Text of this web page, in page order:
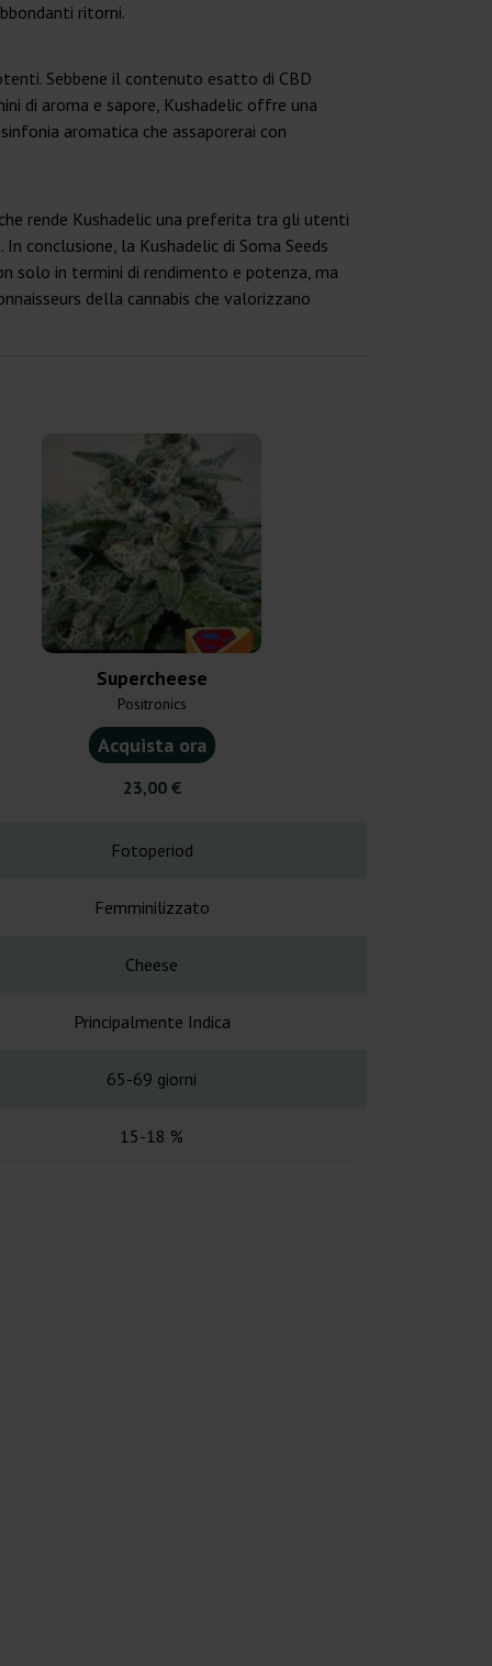
ritorni.
Sebbene il contenuto esatto di CBD
di aroma e sapore, Kushadelic offre una
aromatica che assaporerai con
rende Kushadelic una preferita tra gli utenti
conclusione, la Kushadelic di Soma Seeds
solo in termini di rendimento e potenza, ma
della cannabis che valorizzano
Supercheese
Positronics
Acquista ora
23,00 €
Fotoperiod
Femminilizzato
Cheese
Principalmente Indica
65-69 giorni
15-18 %